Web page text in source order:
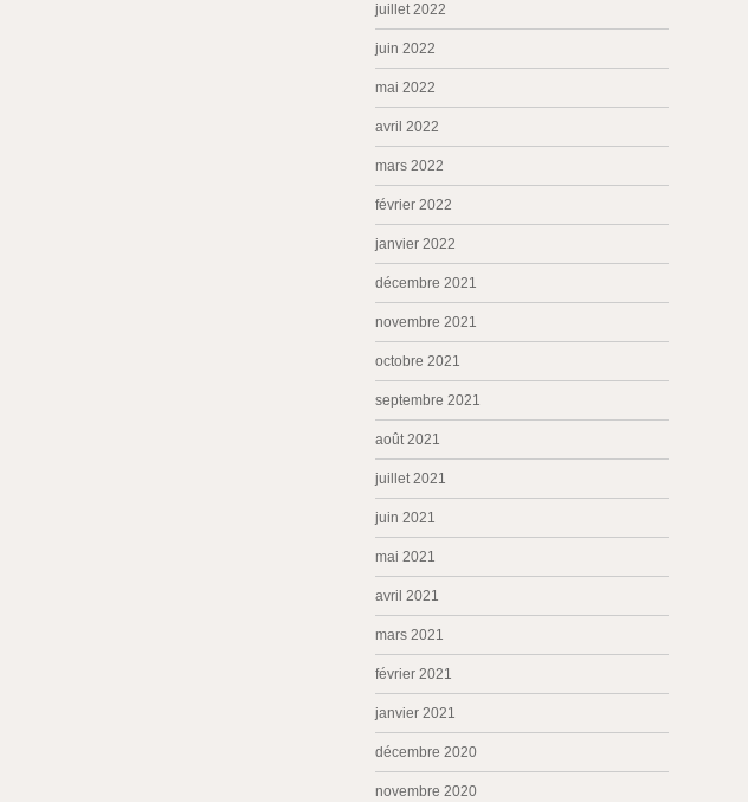
juillet 2022
juin 2022
mai 2022
avril 2022
mars 2022
février 2022
janvier 2022
décembre 2021
novembre 2021
octobre 2021
septembre 2021
août 2021
juillet 2021
juin 2021
mai 2021
avril 2021
mars 2021
février 2021
janvier 2021
décembre 2020
novembre 2020